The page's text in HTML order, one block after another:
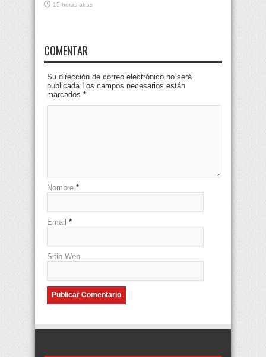
15 horas atras
COMENTAR
Su dirección de correo electrónico no será
publicada.Los campos necesarios están
marcados *
Nombre *
Email *
Sitio Web